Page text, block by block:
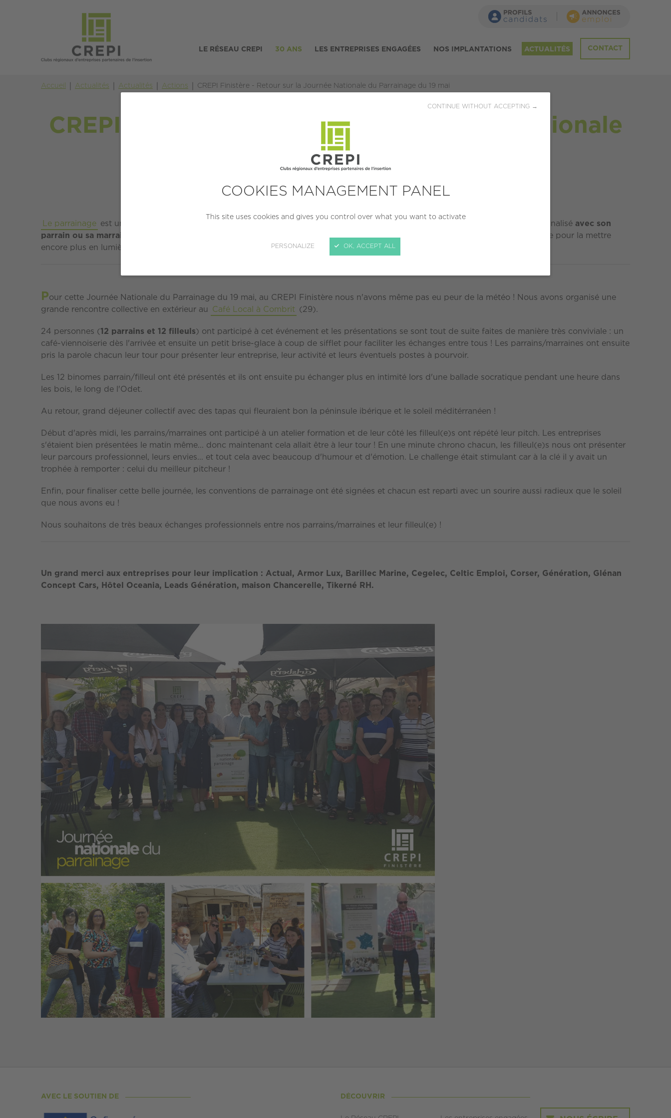
COOKIES MANAGEMENT PANEL
This site uses cookies and gives you control over what you want to activate
PERSONALIZE
CONTINUE WITHOUT ACCEPTING →
OK, ACCEPT ALL
LE RÉSEAU CREPI 30 ANS LES ENTREPRISES ENGAGÉES NOS IMPLANTATIONS ACTUALITÉS CONTACT
Accueil Actualités Actualités Actions CREPI Finistère - Retour sur la Journée Nationale du Parrainage du 19 mai
CREPI Finistère - Retour sur la Journée Nationale
du Parrainage du 19 mai
Le parrainage est une qui bénéficie d'un accompagnement personnalisé avec son
parrain ou sa marraine en activité.
C'est une action qui a lieu tout au long de l'année, mais une journée nationale lui est consacrée pour la mettre
encore plus en lumière.
Pour cette Journée Nationale du Parrainage du 19 mai, au CREPI Finistère nous n'avons même pas eu peur de la météo ! Nous avons organisé une
grande rencontre collective en extérieur au
Café Local à Combrit (29).
24 personnes ( 12 parrains et 12 filleuls ) ont participé à cet événement et les présentations se sont tout de suite faites de manière très conviviale : un
café-viennoiserie dès l'arrivée et ensuite un petit brise-glace à coup de sifflet pour faciliter les échanges entre tous ! Les parrains/marraines ont ensuite
pris la parole chacun leur tour pour présenter leur entreprise, leur activité et leurs éventuels postes à pourvoir.
Les 12 binomes parrain/filleul ont été présentés et ils ont ensuite pu échanger plus en intimité lors d'une ballade socratique pendant une heure dans
les bois, le long de l'Odet.
Au retour, grand déjeuner collectif avec des tapas qui fleuraient bon la péninsule ibérique et le soleil méditérranéen !
Début d'après midi, les parrains/marraines ont participé à un atelier formation et de leur côté les filleul(e)s ont répété leur pitch. Les entreprises
s'étaient bien présentées le matin même... donc maintenant cela allait être à leur tour ! En une minute chrono chacun, les filleul(e)s nous ont présenter
leur parcours professionnel, leurs envies... et tout cela avec beaucoup d'humour et d'émotion. Le challenge était stimulant car à la clé il y avait un
trophée à remporter : celui du meilleur pitcheur !
Enfin, pour finaliser cette belle journée, les conventions de parrainage ont été signées et chacun est reparti avec un sourire aussi radieux que le soleil
que nous avons eu !
Nous souhaitons de très beaux échanges professionnels entre nos parrains/marraines et leur filleul(e) !
Un grand merci aux entreprises pour leur implication : Actual, Armor Lux, Barillec Marine, Cegelec, Celtic Emploi, Corser, Génération, Glénan
Concept Cars, Hôtel Oceania, Leads Génération, maison Chancerelle, Tikerné RH.
AVEC LE SOUTIEN DE DÉCOUVRIR